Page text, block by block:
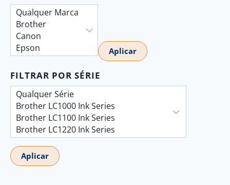
Aplicar
FILTRAR POR SÉRIE
Aplicar